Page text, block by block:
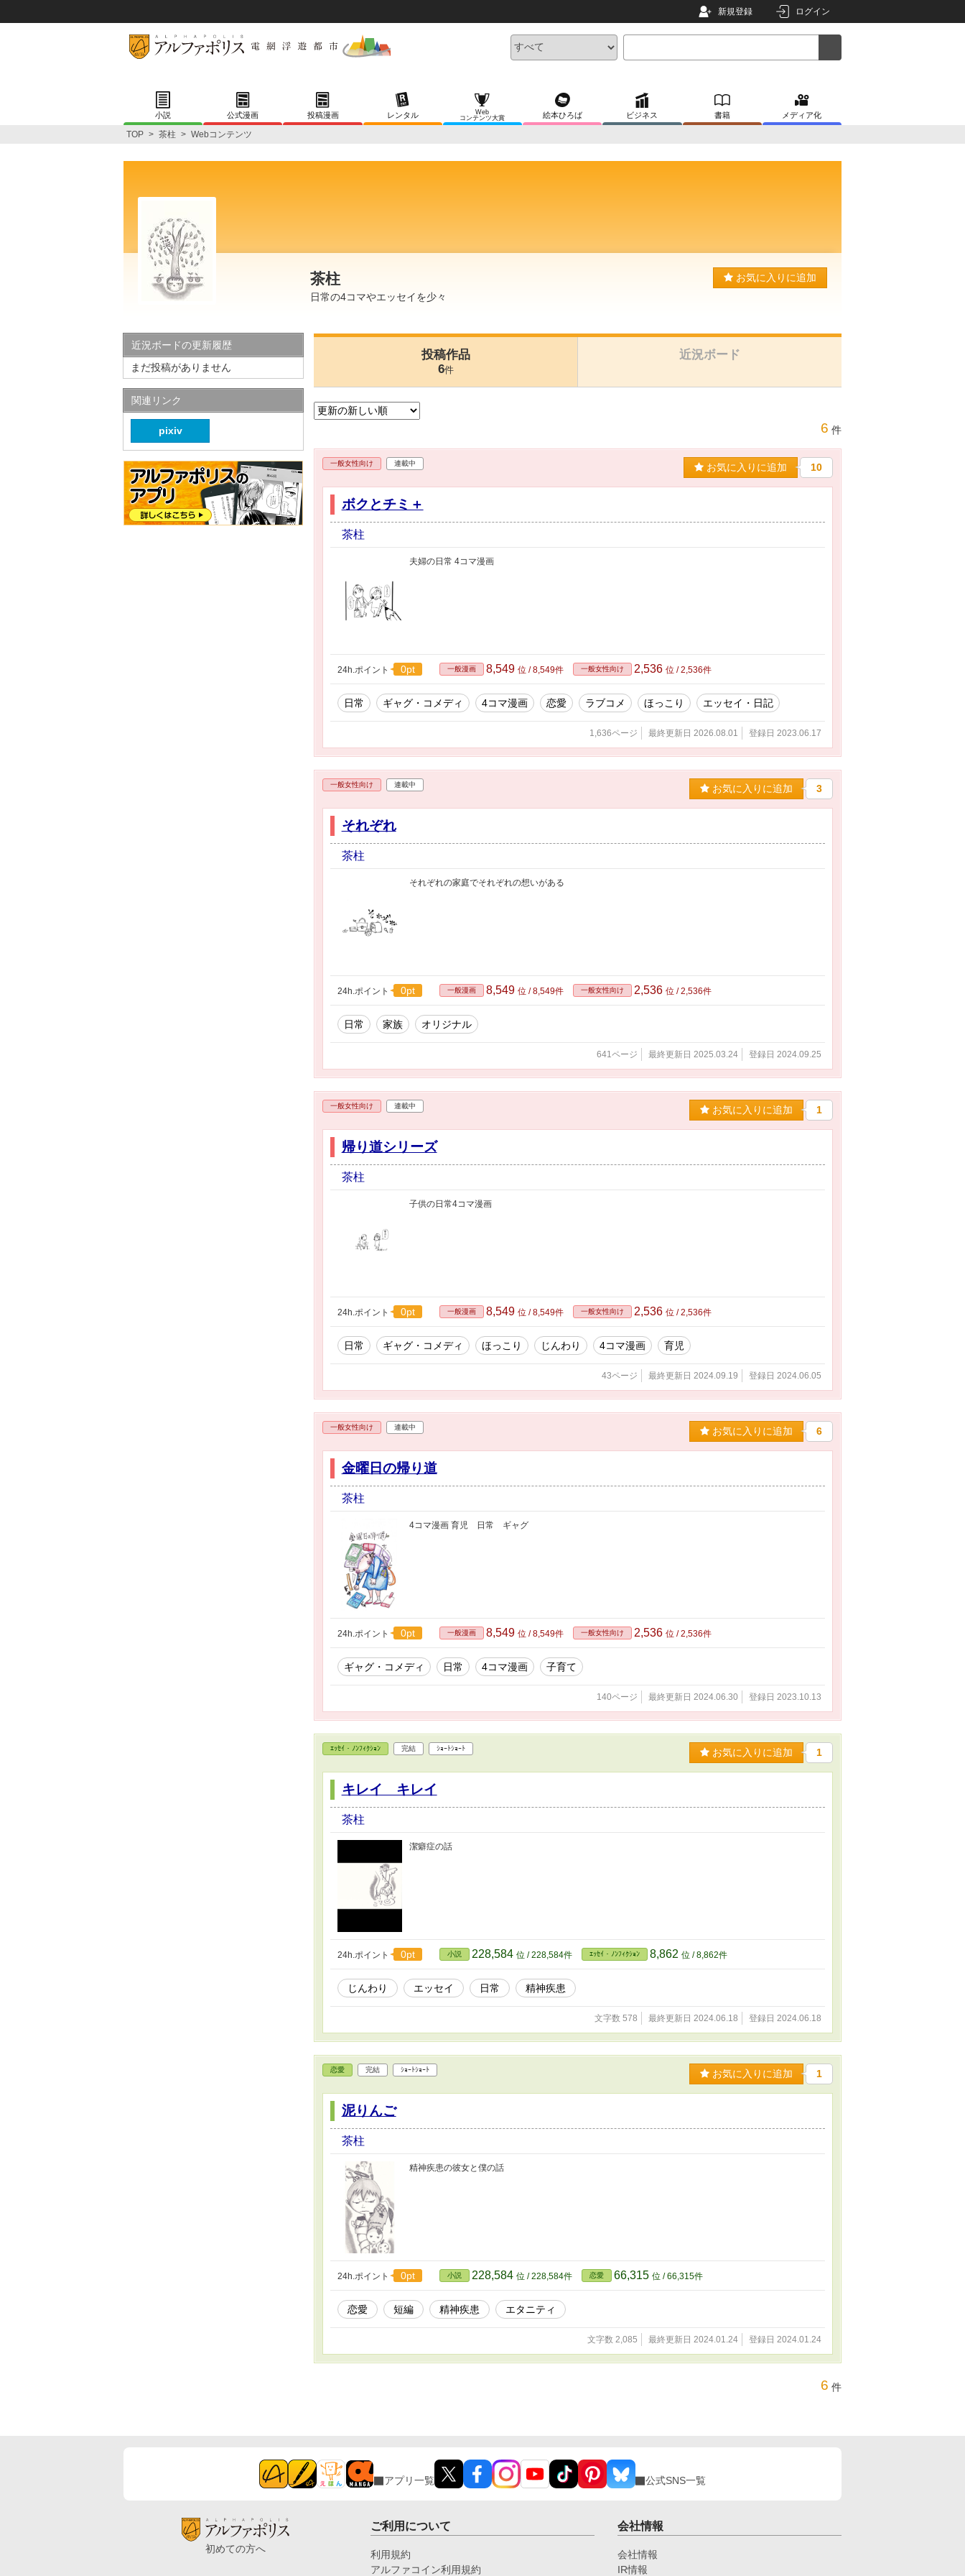
新規登録 ログイン
小説 公式漫画 投稿漫画 レンタル
Web
コンテンツ大賞
絵本ひろば ビジネス 書籍 メディア化
TOP > 茶柱 > Webコンテンツ
茶柱
日常の4コマやエッセイを少々
お気に入りに追加
投稿作品
6件
近況ボード
6 件
一般女性向け 連載中 お気に入りに追加 10
ボクとチミ＋
茶柱
夫婦の日常 4コマ漫画
24h.ポイント 0pt 一般漫画 8,549 位 / 8,549件 一般女性向け 2,536 位 / 2,536件
日常 ギャグ・コメディ 4コマ漫画 恋愛 ラブコメ ほっこり エッセイ・日記
1,636ページ 最終更新日 2026.08.01 登録日 2023.06.17
一般女性向け 連載中 お気に入りに追加 3
それぞれ
茶柱
それぞれの家庭でそれぞれの想いがある
24h.ポイント 0pt 一般漫画 8,549 位 / 8,549件 一般女性向け 2,536 位 / 2,536件
日常 家族 オリジナル
641ページ 最終更新日 2025.03.24 登録日 2024.09.25
一般女性向け 連載中 お気に入りに追加 1
帰り道シリーズ
茶柱
子供の日常4コマ漫画
24h.ポイント 0pt 一般漫画 8,549 位 / 8,549件 一般女性向け 2,536 位 / 2,536件
日常 ギャグ・コメディ ほっこり じんわり 4コマ漫画 育児
43ページ 最終更新日 2024.09.19 登録日 2024.06.05
一般女性向け 連載中 お気に入りに追加 6
金曜日の帰り道
茶柱
4コマ漫画 育児 日常 ギャグ
24h.ポイント 0pt 一般漫画 8,549 位 / 8,549件 一般女性向け 2,536 位 / 2,536件
ギャグ・コメディ 日常 4コマ漫画 子育て
140ページ 最終更新日 2024.06.30 登録日 2023.10.13
ｴｯｾｲ・ﾉﾝﾌｨｸｼｮﾝ 完結 ｼｮｰﾄｼｮｰﾄ お気に入りに追加 1
キレイ キレイ
茶柱
潔癖症の話
24h.ポイント 0pt 小説 228,584 位 / 228,584件 ｴｯｾｲ・ﾉﾝﾌｨｸｼｮﾝ 8,862 位 / 8,862件
じんわり エッセイ 日常 精神疾患
文字数 578 最終更新日 2024.06.18 登録日 2024.06.18
恋愛 完結 ｼｮｰﾄｼｮｰﾄ お気に入りに追加 1
泥りんご
茶柱
精神疾患の彼女と僕の話
24h.ポイント 0pt 小説 228,584 位 / 228,584件 恋愛 66,315 位 / 66,315件
恋愛 短編 精神疾患 エタニティ
文字数 2,085 最終更新日 2024.01.24 登録日 2024.01.24
6 件
近況ボードの更新履歴
まだ投稿がありません
関連リンク
pixiv
アプリ一覧 公式SNS一覧
初めての方へ
ご利用について
利用規約
アルファコイン利用規約
会社情報
会社情報
IR情報